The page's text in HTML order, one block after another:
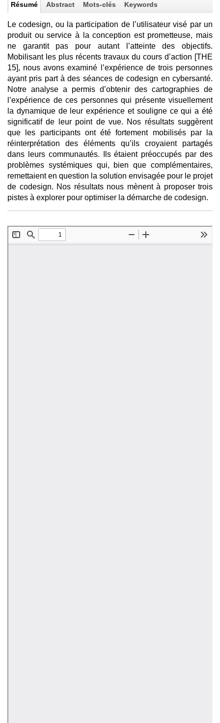
Résumé Abstract Mots-clés Keywords
Le codesign, ou la participation de l’utilisateur visé par un
produit ou service à la conception est prometteuse, mais
ne garantit pas pour autant l’atteinte des objectifs.
Mobilisant les plus récents travaux du cours d’action [THE
15], nous avons examiné l’expérience de trois personnes
ayant pris part à des séances de codesign en cybersanté.
Notre analyse a permis d’obtenir des cartographies de
l’expérience de ces personnes qui présente visuellement
la dynamique de leur expérience et souligne ce qui a été
significatif de leur point de vue. Nos résultats suggèrent
que les participants ont été fortement mobilisés par la
réinterprétation des éléments qu’ils croyaient partagés
dans leurs communautés. Ils étaient préoccupés par des
problèmes systémiques qui, bien que complémentaires,
remettaient en question la solution envisagée pour le projet
de codesign. Nos résultats nous mènent à proposer trois
pistes à explorer pour optimiser la démarche de codesign.